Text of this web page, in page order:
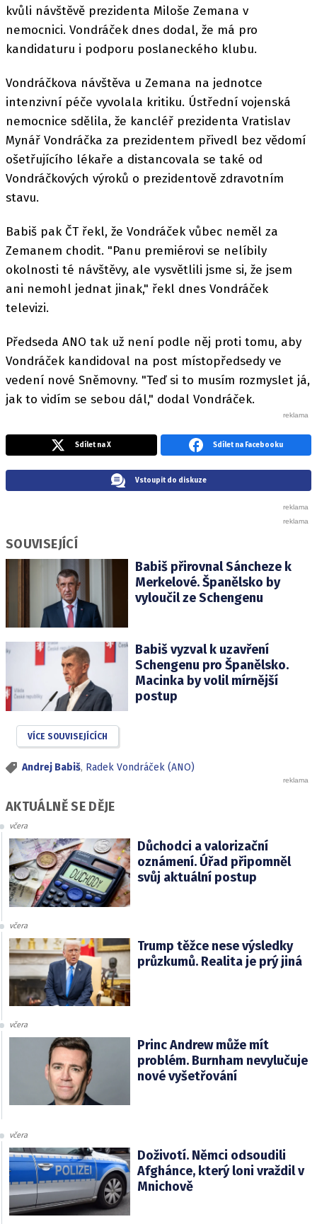
kvůli návštěvě prezidenta Miloše Zemana v
nemocnici. Vondráček dnes dodal, že má pro
kandidaturu i podporu poslaneckého klubu.
Vondráčkova návštěva u Zemana na jednotce
intenzivní péče vyvolala kritiku. Ústřední vojenská
nemocnice sdělila, že kancléř prezidenta Vratislav
Mynář Vondráčka za prezidentem přivedl bez vědomí
ošetřujícího lékaře a distancovala se také od
Vondráčkových výroků o prezidentově zdravotním
stavu.
Babiš pak ČT řekl, že Vondráček vůbec neměl za
Zemanem chodit. "Panu premiérovi se nelíbily
okolnosti té návštěvy, ale vysvětlili jsme si, že jsem
ani nemohl jednat jinak," řekl dnes Vondráček
televizi.
Předseda ANO tak už není podle něj proti tomu, aby
Vondráček kandidoval na post místopředsedy ve
vedení nové Sněmovny. "Teď si to musím rozmyslet já,
jak to vidím se sebou dál," dodal Vondráček.
Sdílet na X Sdílet na Facebooku
Vstoupit do diskuze
SOUVISEJÍCÍ
Babiš přirovnal Sáncheze k
Merkelové. Španělsko by
vyloučil ze Schengenu
Babiš vyzval k uzavření
Schengenu pro Španělsko.
Macinka by volil mírnější
postup
VÍCE SOUVISEJÍCÍCH
Andrej Babiš, Radek Vondráček (ANO)
AKTUÁLNĚ SE DĚJE
včera
Důchodci a valorizační
oznámení. Úřad připomněl
svůj aktuální postup
včera
Trump těžce nese výsledky
průzkumů. Realita je prý jiná
včera
Princ Andrew může mít
problém. Burnham nevylučuje
nové vyšetřování
včera
Doživotí. Němci odsoudili
Afghánce, který loni vraždil v
Mnichově